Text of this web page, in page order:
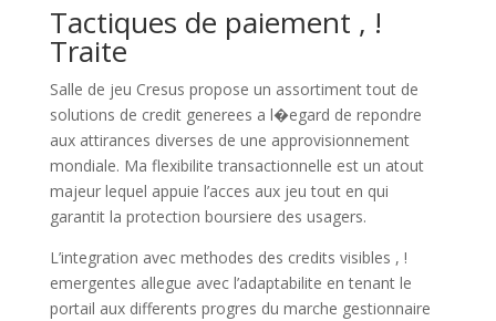
Tactiques de paiement , !
Traite
Salle de jeu Cresus propose un assortiment tout de
solutions de credit generees a l�egard de repondre
aux attirances diverses de une approvisionnement
mondiale. Ma flexibilite transactionnelle est un atout
majeur lequel appuie l’acces aux jeu tout en qui
garantit la protection boursiere des usagers.
L’integration avec methodes des credits visibles , !
emergentes allegue avec l’adaptabilite en tenant le
portail aux differents progres du marche gestionnaire